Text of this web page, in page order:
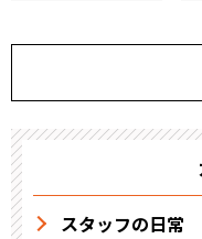
スタッフの日常